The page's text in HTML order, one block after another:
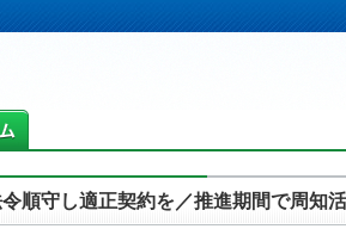
順守し適正契約を／推進期間で周知